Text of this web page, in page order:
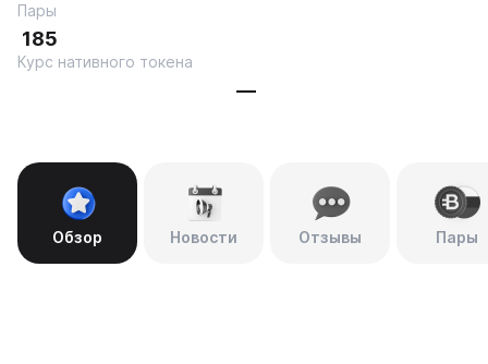
Пары
185
Курс нативного токена
—
Обзор Новости Отзывы Пары